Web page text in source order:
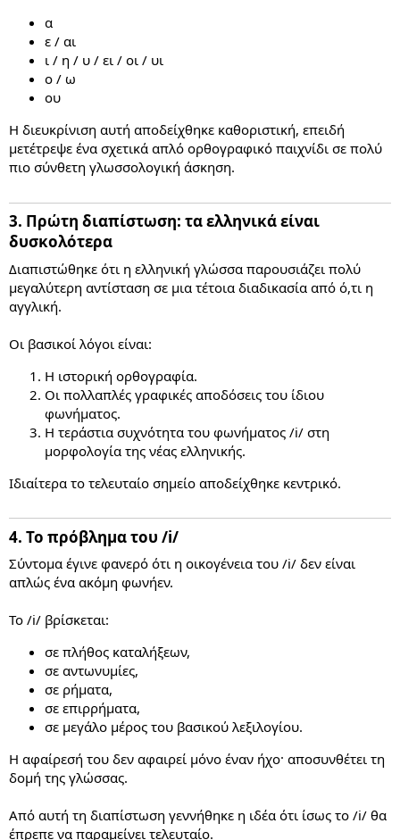
α
ε / αι
ι / η / υ / ει / οι / υι
ο / ω
ου
Η διευκρίνιση αυτή αποδείχθηκε καθοριστική, επειδή
μετέτρεψε ένα σχετικά απλό ορθογραφικό παιχνίδι σε πολύ
πιο σύνθετη γλωσσολογική άσκηση.
3. Πρώτη διαπίστωση: τα ελληνικά είναι
δυσκολότερα​
Διαπιστώθηκε ότι η ελληνική γλώσσα παρουσιάζει πολύ
μεγαλύτερη αντίσταση σε μια τέτοια διαδικασία από ό,τι η
αγγλική.
Οι βασικοί λόγοι είναι:
Η ιστορική ορθογραφία.
Οι πολλαπλές γραφικές αποδόσεις του ίδιου
φωνήματος.
Η τεράστια συχνότητα του φωνήματος /i/ στη
μορφολογία της νέας ελληνικής.
Ιδιαίτερα το τελευταίο σημείο αποδείχθηκε κεντρικό.
4. Το πρόβλημα του /i/​
Σύντομα έγινε φανερό ότι η οικογένεια του /i/ δεν είναι
απλώς ένα ακόμη φωνήεν.
Το /i/ βρίσκεται:
σε πλήθος καταλήξεων,
σε αντωνυμίες,
σε ρήματα,
σε επιρρήματα,
σε μεγάλο μέρος του βασικού λεξιλογίου.
Η αφαίρεσή του δεν αφαιρεί μόνο έναν ήχο· αποσυνθέτει τη
δομή της γλώσσας.
Από αυτή τη διαπίστωση γεννήθηκε η ιδέα ότι ίσως το /i/ θα
έπρεπε να παραμείνει τελευταίο.